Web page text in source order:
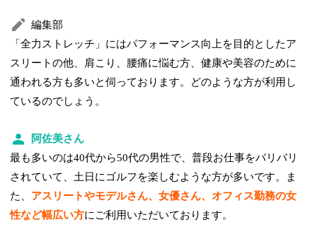
編集部
「全力ストレッチ」にはパフォーマンス向上を目的としたア
スリートの他、肩こり、腰痛に悩む方、健康や美容のために
通われる方も多いと伺っております。どのような方が利用し
ているのでしょう。
阿佐美さん
最も多いのは40代から50代の男性で、普段お仕事をバリバリ
されていて、土日にゴルフを楽しむような方が多いです。ま
た、 アスリートやモデルさん、女優さん、オフィス勤務の女
性など幅広い方にご利用いただいております。